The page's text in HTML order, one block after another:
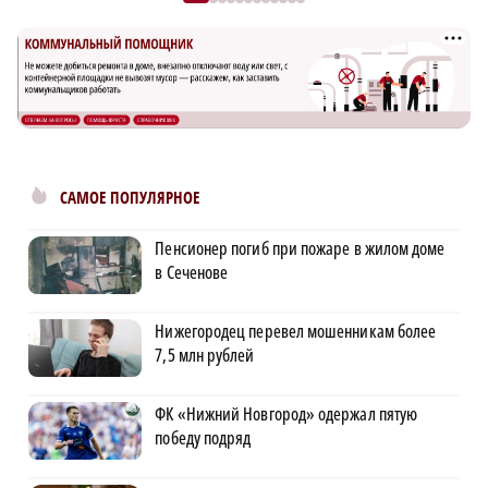
САМОЕ ПОПУЛЯРНОЕ
Пенсионер погиб при пожаре в жилом доме
в Сеченове
Нижегородец перевел мошенникам более
7,5 млн рублей
ФК «Нижний Новгород» одержал пятую
победу подряд